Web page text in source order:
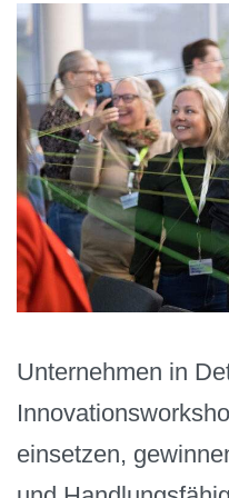
Unternehmen in
einsetzen,